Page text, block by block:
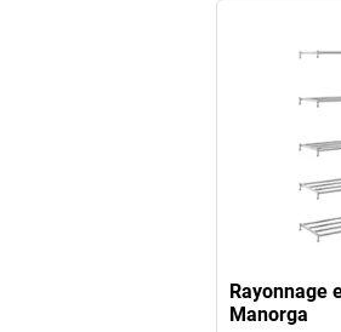
Rayonnage
Manorga